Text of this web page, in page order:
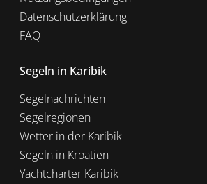
Datenschutzerklärung
FAQ
Segeln in Karibik
Segelnachrichten
Segelregionen
Wetter in der Karibik
Segeln in Kroatien
Yachtcharter Karibik